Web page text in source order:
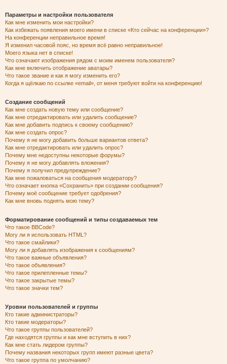
Параметры и настройки пользователя
Как мне изменить мои настройки?
Как избежать появления моего имени в списке «Кто сейчас на конференции»?
На конференции неправильное время!
Я изменил часовой пояс, но время всё равно неправильное!
Моего языка нет в списке!
Что означают изображения рядом с моим именем пользователя?
Как мне включить отображение аватары?
Что такое звание и как я могу изменить его?
Когда я щёлкаю по ссылке «email», от меня требуют войти на конференцию!
Создание сообщений
Как мне создать новую тему или сообщение?
Как мне отредактировать или удалить сообщение?
Как мне добавить подпись к своему сообщению?
Как мне создать опрос?
Почему я не могу добавить больше вариантов ответа?
Как мне отредактировать или удалить опрос?
Почему мне недоступны некоторые форумы?
Почему я не могу добавлять вложения?
Почему я получил предупреждение?
Как мне пожаловаться на сообщения модератору?
Что означает кнопка «Сохранить» при создании сообщения?
Почему моё сообщение требует одобрения?
Как мне вновь поднять мою тему?
Форматирование сообщений и типы создаваемых тем
Что такое BBCode?
Могу ли я использовать HTML?
Что такое смайлики?
Могу ли я добавлять изображения к сообщениям?
Что такое важные объявления?
Что такое объявления?
Что такое прилепленные темы?
Что такое закрытые темы?
Что такое значки тем?
Уровни пользователей и группы
Кто такие администраторы?
Кто такие модераторы?
Что такое группы пользователей?
Где находятся группы и как мне вступить в них?
Как мне стать лидером группы?
Почему названия некоторых групп имеют разные цвета?
Что такое группа по умолчанию?